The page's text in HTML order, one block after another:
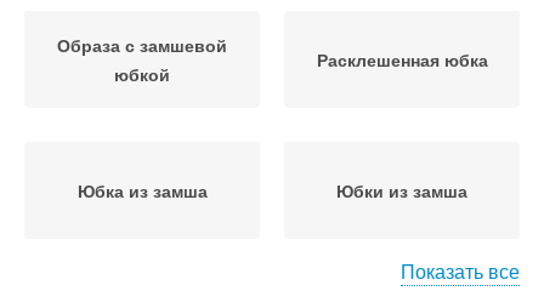
Образа с замшевой
юбкой
Расклешенная юбка
Юбка из замша Юбки из замша
Показать все